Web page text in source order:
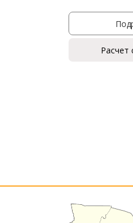
Расчет